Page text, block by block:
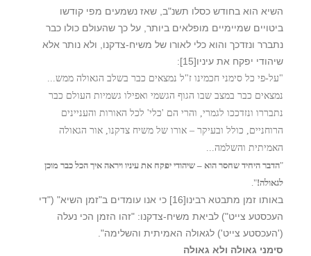
השיא הוא בחודש כסלו תשנ"ב, שאז נשמעים מפי קודשו
ביטויים שמיימיים מופלאים ביותר, על כך שהעולם כולו כבר
נתברר ונזדכך והוא כלי לאורו של משיח-צדקנו, ולא נותר אלא
שיהודי יפקח את עיניו[15]
:
"על-פי כל סימני חכמינו ז"ל נמצאים כבר בשלב הגאולה ממש...
נמצאים כבר במצב שבו הגוף הגשמי ואפילו גשמיות העולם כבר
נתבררו ונזדככו לגמרי, והרי הם 'כלי' לכל האורות והעניינים
הרוחניים, כולל ובעיקר – אורו של משיח צדקנו, אור הגאולה
האמיתית והשלמה...
"הדבר היחיד שחסר הוא – שיהודי יפקח את עיניו ויראה איך הכל כבר מוכן
לגאולה!".
באותו זמן מתבטא רבינו[16] כי אנו עומדים ב"זמן השיא" ("די
העכסטע צייט") לביאת משיח-צדקנו: "זהו הזמן הכי נעלה
('העכסטע צייט') לגאולה האמיתית והשלימה".
סימני גאולה ולא גאולה